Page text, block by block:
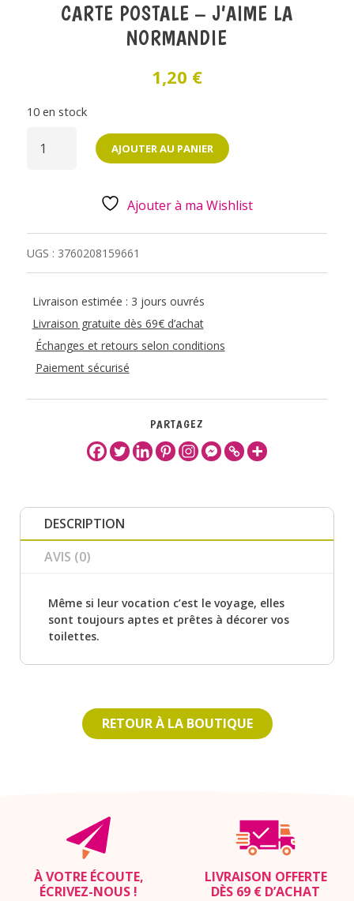
CARTE POSTALE – J’AIME LA
NORMANDIE
1,20 €
10 en stock
DE
CARTE AJOUTER AU PANIER
Ajouter à ma Wishlist
UGS : 3760208159661
Livraison estimée : 3 jours ouvrés
Livraison gratuite dès 69€ d’achat
Échanges et retours selon conditions
Paiement sécurisé
PARTAGEZ
DESCRIPTION
AVIS (0)
Même si leur vocation c’est le voyage, elles
sont toujours aptes et prêtes à décorer vos
toilettes.
RETOUR À LA BOUTIQUE
À VOTRE ÉCOUTE,
ÉCRIVEZ-NOUS !
LIVRAISON OFFERTE
DÈS 69 € D’ACHAT